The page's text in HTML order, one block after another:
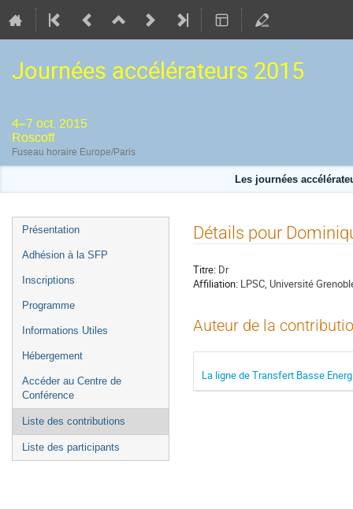
Journées accélérateurs 2015
4–7 oct. 2015
Roscoff
Fuseau horaire Europe/Paris
Les journées
Menu
de
Présentation
Adhésion à la SFP
Inscriptions
Programme
Informations Utiles
Hébergement
Accéder au Centre de
Conférence
Liste des contributions
Liste des participants
Détails pour
Titre: Dr
Affiliation: LPSC, Université
Auteur de la
La ligne de Transfert Basse